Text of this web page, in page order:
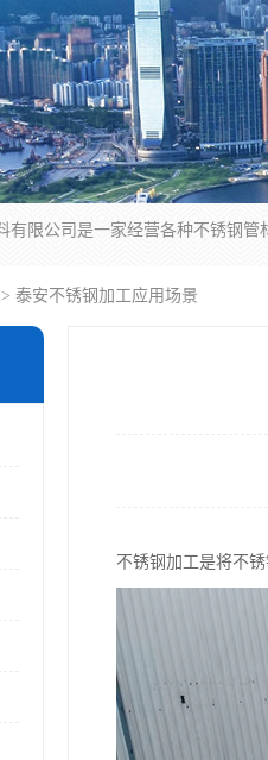
> 泰安不锈钢加工应用场景
不锈钢加工是将不